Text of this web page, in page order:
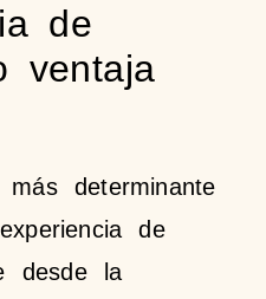
de
ventaja
determinante
de
desde la